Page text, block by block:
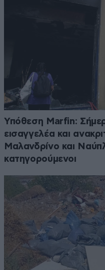
Υπόθεση Marfin:
εισαγγελέα και
Μαλανδρίνο και
κατηγορούμενοι